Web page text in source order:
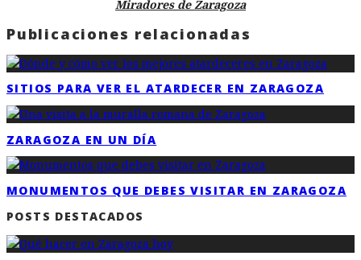
Miradores de Zaragoza
Publicaciones relacionadas
SITIOS PARA VER EL ATARDECER EN ZARAGOZA
ZARAGOZA EN UN DÍA
MONUMENTOS QUE DEBES VISITAR EN ZARAGOZA
POSTS DESTACADOS